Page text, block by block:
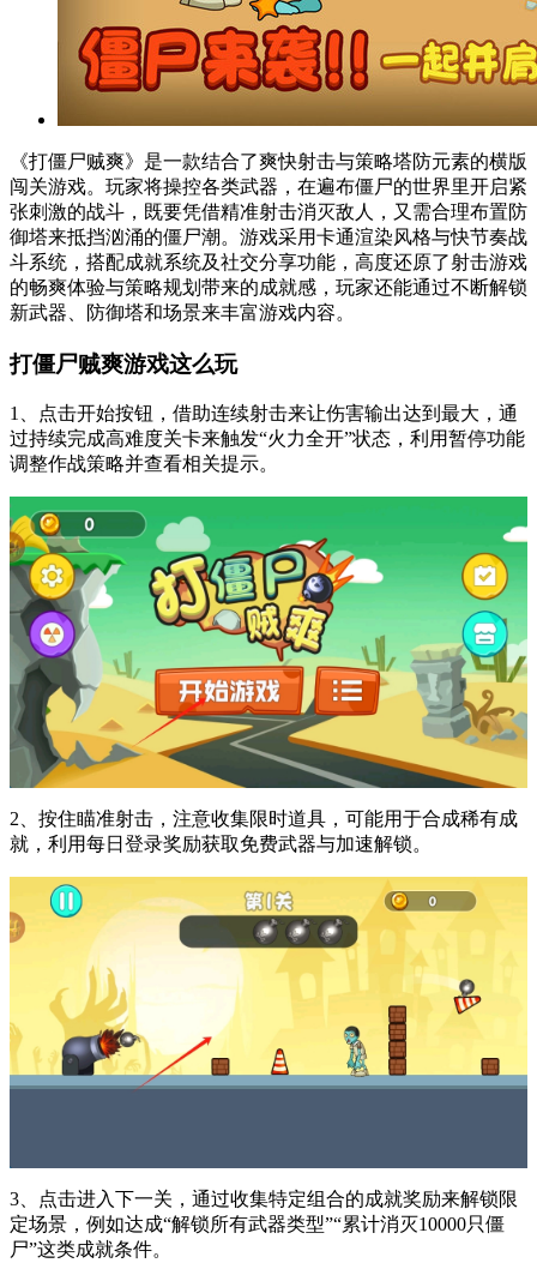
《打僵尸贼爽》是一款结合了爽快射击与策略塔防元素的横版
闯关游戏。玩家将操控各类武器，在遍布僵尸的世界里开启紧
张刺激的战斗，既要凭借精准射击消灭敌人，又需合理布置防
御塔来抵挡汹涌的僵尸潮。游戏采用卡通渲染风格与快节奏战
斗系统，搭配成就系统及社交分享功能，高度还原了射击游戏
的畅爽体验与策略规划带来的成就感，玩家还能通过不断解锁
新武器、防御塔和场景来丰富游戏内容。
打僵尸贼爽游戏这么玩
1、点击开始按钮，借助连续射击来让伤害输出达到最大，通
过持续完成高难度关卡来触发“火力全开”状态，利用暂停功能
调整作战策略并查看相关提示。
2、按住瞄准射击，注意收集限时道具，可能用于合成稀有成
就，利用每日登录奖励获取免费武器与加速解锁。
3、点击进入下一关，通过收集特定组合的成就奖励来解锁限
定场景，例如达成“解锁所有武器类型”“累计消灭10000只僵
尸”这类成就条件。